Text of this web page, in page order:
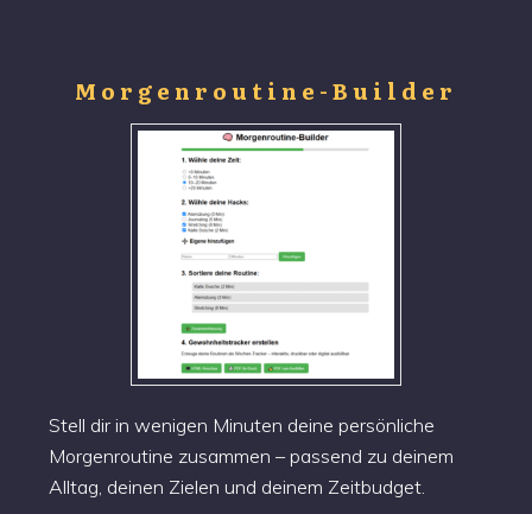
Morgenroutine-Builder
Stell dir in wenigen Minuten deine persönliche
Morgenroutine zusammen – passend zu deinem
Alltag, deinen Zielen und deinem Zeitbudget.